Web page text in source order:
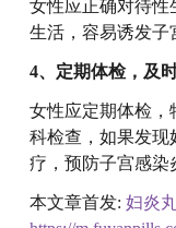
女性应正确对待性
生活，容易诱发子
4、定期体检，及
女性应定期体检，
科检查，如果发现
疗，预防子宫感染
本文章首发: 妇炎